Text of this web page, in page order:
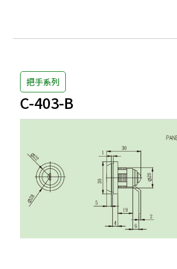
把手系列
C-403-B